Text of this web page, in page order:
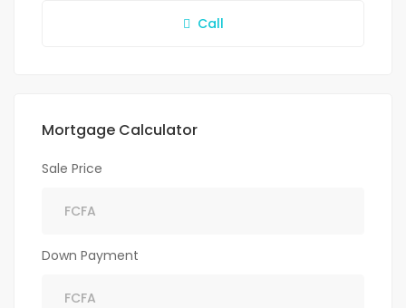
Call
Mortgage Calculator
Sale Price
Down Payment